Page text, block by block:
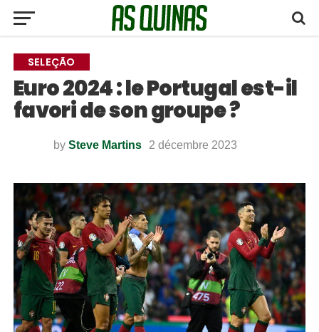
SELEÇÃO
Euro 2024 : le Portugal est-il
favori de son groupe ?
by Steve Martins 2 décembre 2023